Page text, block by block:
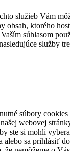
služieb Vám
obsah, ktorého
súhlasom
služby
súbory cookies
webovej
ste si mohli
alebo sa prihlásiť